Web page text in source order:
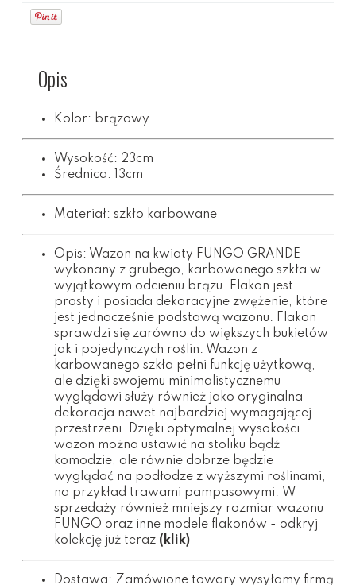
Opis
Kolor: brązowy
Wysokość: 23cm
Średnica: 13cm
Materiał: szkło karbowane
Opis: Wazon na kwiaty FUNGO GRANDE
wykonany z grubego, karbowanego szkła w
wyjątkowym odcieniu brązu. Flakon jest
prosty i posiada dekoracyjne zwężenie, które
jest jednocześnie podstawą wazonu. Flakon
sprawdzi się zarówno do większych bukietów
jak i pojedynczych roślin. Wazon z
karbowanego szkła pełni funkcję użytkową,
ale dzięki swojemu minimalistycznemu
wyglądowi służy również jako oryginalna
dekoracja nawet najbardziej wymagającej
przestrzeni. Dzięki optymalnej wysokości
wazon można ustawić na stoliku bądź
komodzie, ale równie dobrze będzie
wyglądać na podłodze z wyższymi roślinami,
na przykład trawami pampasowymi. W
sprzedaży również mniejszy rozmiar wazonu
FUNGO oraz inne modele flakonów - odkryj
kolekcję już teraz (klik)
Dostawa: Zamówione towary wysyłamy firmą